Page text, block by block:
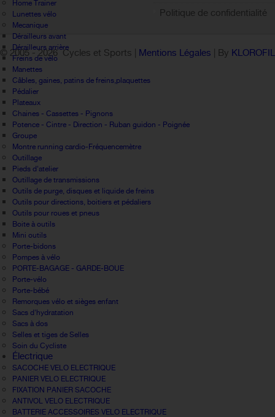
Home Trainer
Lunettes vélo
Mecanique
Dérailleurs avant
Dérailleurs arrière
Freins de vélo
Manettes
Câbles, gaines, patins de freins,plaquettes
Pédalier
Plateaux
Chaines - Cassettes - Pignons
Potence - Cintre - Direction - Ruban guidon - Poignée
Groupe
Montre running cardio-Fréquencemètre
Outillage
Pieds d'atelier
Outillage de transmissions
Outils de purge, disques et liquide de freins
Outils pour directions, boitiers et pédaliers
Outils pour roues et pneus
Boite à outils
Mini outils
Porte-bidons
Pompes à vélo
PORTE-BAGAGE - GARDE-BOUE
Porte-vélo
Porte-bébé
Remorques vélo et sièges enfant
Sacs d'hydratation
Sacs à dos
Selles et tiges de Selles
Soin du Cycliste
Électrique
SACOCHE VELO ELECTRIQUE
PANIER VELO ELECTRIQUE
FIXATION PANIER SACOCHE
ANTIVOL VELO ELECTRIQUE
BATTERIE ACCESSOIRES VELO ELECTRIQUE
Politique de confidentialité
© 2005 -2026 Cycles et Sports | Mentions Légales | By